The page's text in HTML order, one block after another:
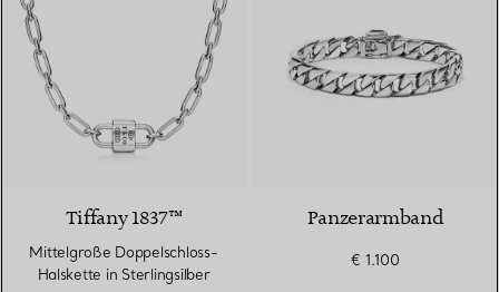
Tiffany 1837™
Mittelgroße Doppelschloss-
Halskette in Sterlingsilber
Panzerarmband
€ 1.100